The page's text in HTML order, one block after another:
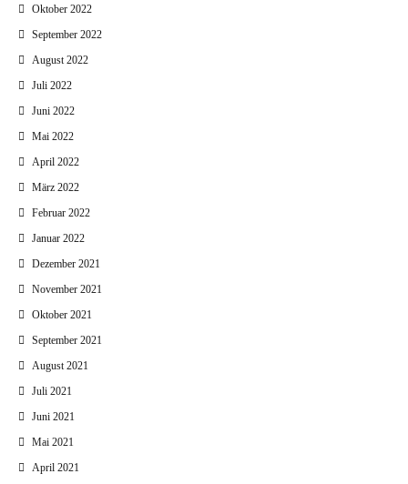
Oktober 2022
September 2022
August 2022
Juli 2022
Juni 2022
Mai 2022
April 2022
März 2022
Februar 2022
Januar 2022
Dezember 2021
November 2021
Oktober 2021
September 2021
August 2021
Juli 2021
Juni 2021
Mai 2021
April 2021